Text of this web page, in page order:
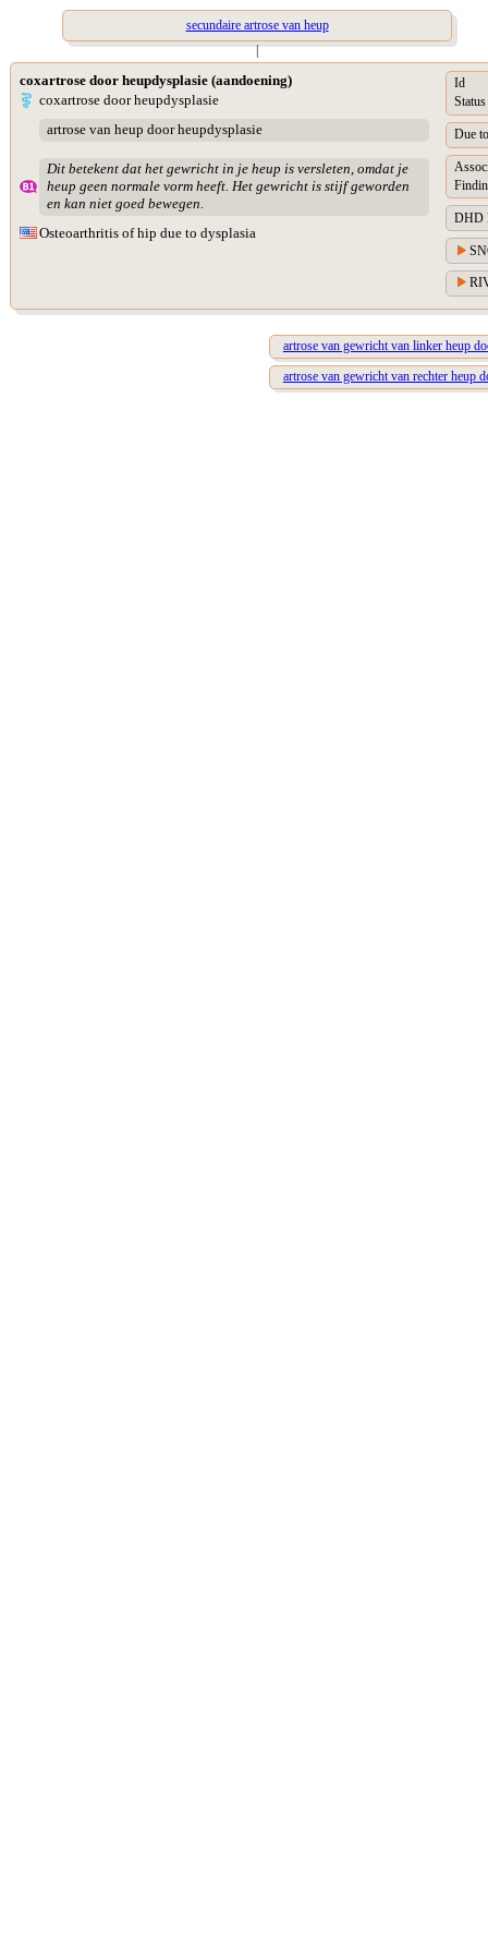
secundaire artrose van heup
|
coxartrose door heupdysplasie (aandoening)
coxartrose door heupdysplasie
artrose van heup door heupdysplasie
Dit betekent dat het gewricht in je heup is versleten, omdat je
heup geen normale vorm heeft. Het gewricht is stijf geworden
en kan niet goed bewegen.
Osteoarthritis of hip due to dysplasia
Id
Status
Due to
DHD
artrose van gewricht van linker heup
artrose van gewricht van rechter heup